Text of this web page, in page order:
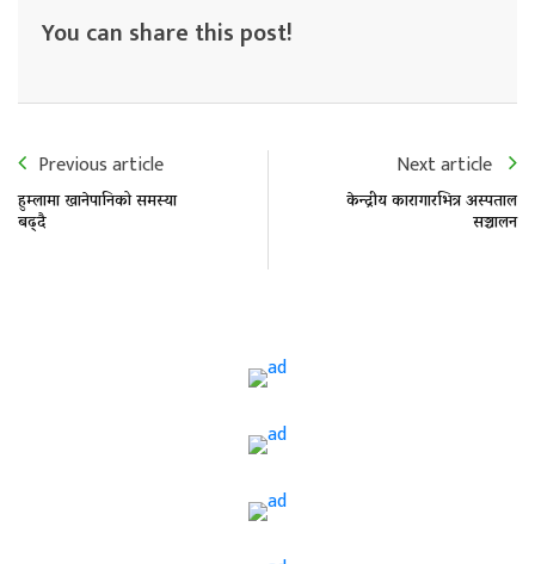
You can share this post!
Previous article
हुम्लामा खानेपानिको समस्या
बढ्दै
Next article
केन्द्रीय कारागारभित्र अस्पताल
सञ्चालन